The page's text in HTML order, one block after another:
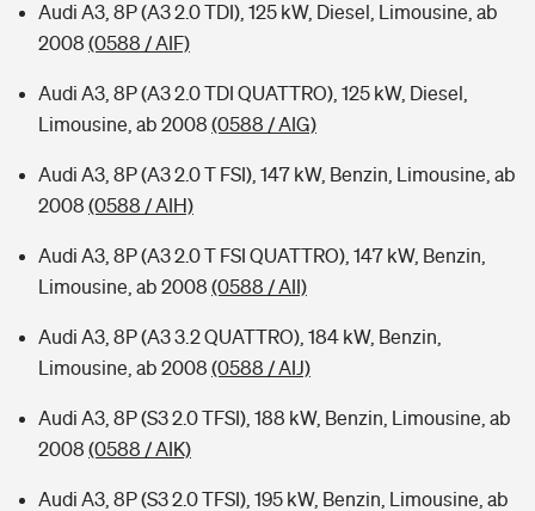
Audi A3, 8P (A3 2.0 TDI), 125 kW, Diesel, Limousine, ab
2008 (0588 / AIF)
Audi A3, 8P (A3 2.0 TDI QUATTRO), 125 kW, Diesel,
Limousine, ab 2008 (0588 / AIG)
Audi A3, 8P (A3 2.0 T FSI), 147 kW, Benzin, Limousine, ab
2008 (0588 / AIH)
Audi A3, 8P (A3 2.0 T FSI QUATTRO), 147 kW, Benzin,
Limousine, ab 2008 (0588 / AII)
Audi A3, 8P (A3 3.2 QUATTRO), 184 kW, Benzin,
Limousine, ab 2008 (0588 / AIJ)
Audi A3, 8P (S3 2.0 TFSI), 188 kW, Benzin, Limousine, ab
2008 (0588 / AIK)
Audi A3, 8P (S3 2.0 TFSI), 195 kW, Benzin, Limousine, ab